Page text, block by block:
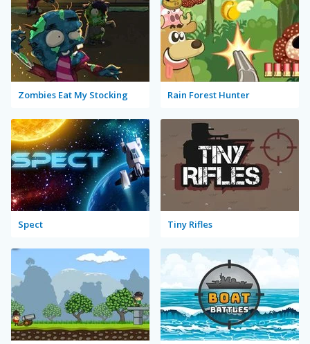
Zombies Eat My Stocking Rain Forest Hunter
Spect Tiny Rifles